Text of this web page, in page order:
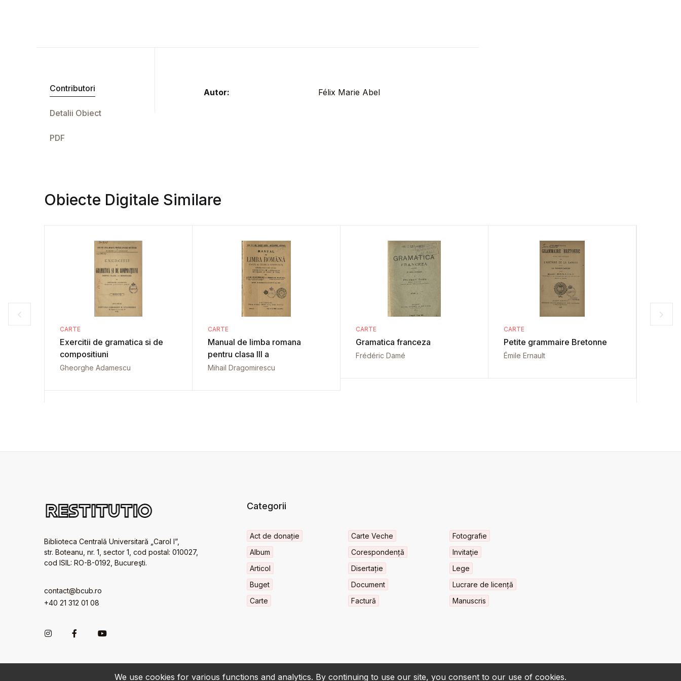
We use cookies for various functions and analytics. By continuing to use our site, you consent to our use of cookies.
Contributori
Detalii Obiect
PDF
Autor: Félix Marie Abel
Obiecte Digitale Similare
CARTE
Exercitii de gramatica si de
compositiuni
Gheorghe Adamescu
CARTE
Manual de limba romana
pentru clasa III a
Mihail Dragomirescu
CARTE
Gramatica franceza
Frédéric Damé
CARTE
Petite grammaire Bretonne
Émile Ernault
Biblioteca Centrală Universitară „Carol I”,
str. Boteanu, nr. 1, sector 1, cod postal: 010027,
cod ISIL: RO-B-0192, Bucureşti.
contact@bcub.ro
+40 21 312 01 08
Categorii
Act de donație
Album
Articol
Buget
Carte
Carte Veche
Corespondență
Disertație
Document
Factură
Fotografie
Invitaţie
Lege
Lucrare de licență
Manuscris